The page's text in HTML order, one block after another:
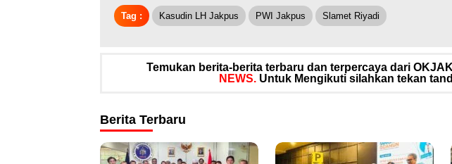
Tag : Kasudin LH Jakpus PWI Jakpus Slamet Riyadi
Temukan berita-berita terbaru dan terpercaya dari
NEWS. Untuk Mengikuti silahkan tekan
Berita Terbaru